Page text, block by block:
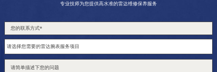
专业技师为您提供高水准的雷达维修保养服务